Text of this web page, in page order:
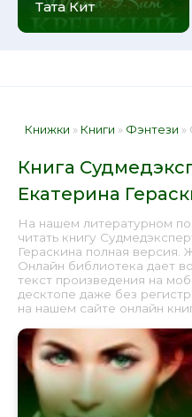
Тата Кит
Книжки » Книги » Фэнтези »
Книга
Екатерина
На нашем литературном
читать книгу
Гераскина полная версия.
Онлайн библиотека дает
текст произведения на
десктопе даже без
на нашем сайте онлайн